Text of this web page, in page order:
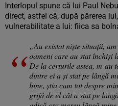
Interlopul spune că lui Paul
direct, astfel că, după părerea
vulnerabilitate a lui: fiica sa
„Au existat niște situații,
oameni care au stat închiși
De la certurile astea, m-au
dintre ei a și stat pe lângă
bine, știa cam tot despre
grijă de el cât a stat pe